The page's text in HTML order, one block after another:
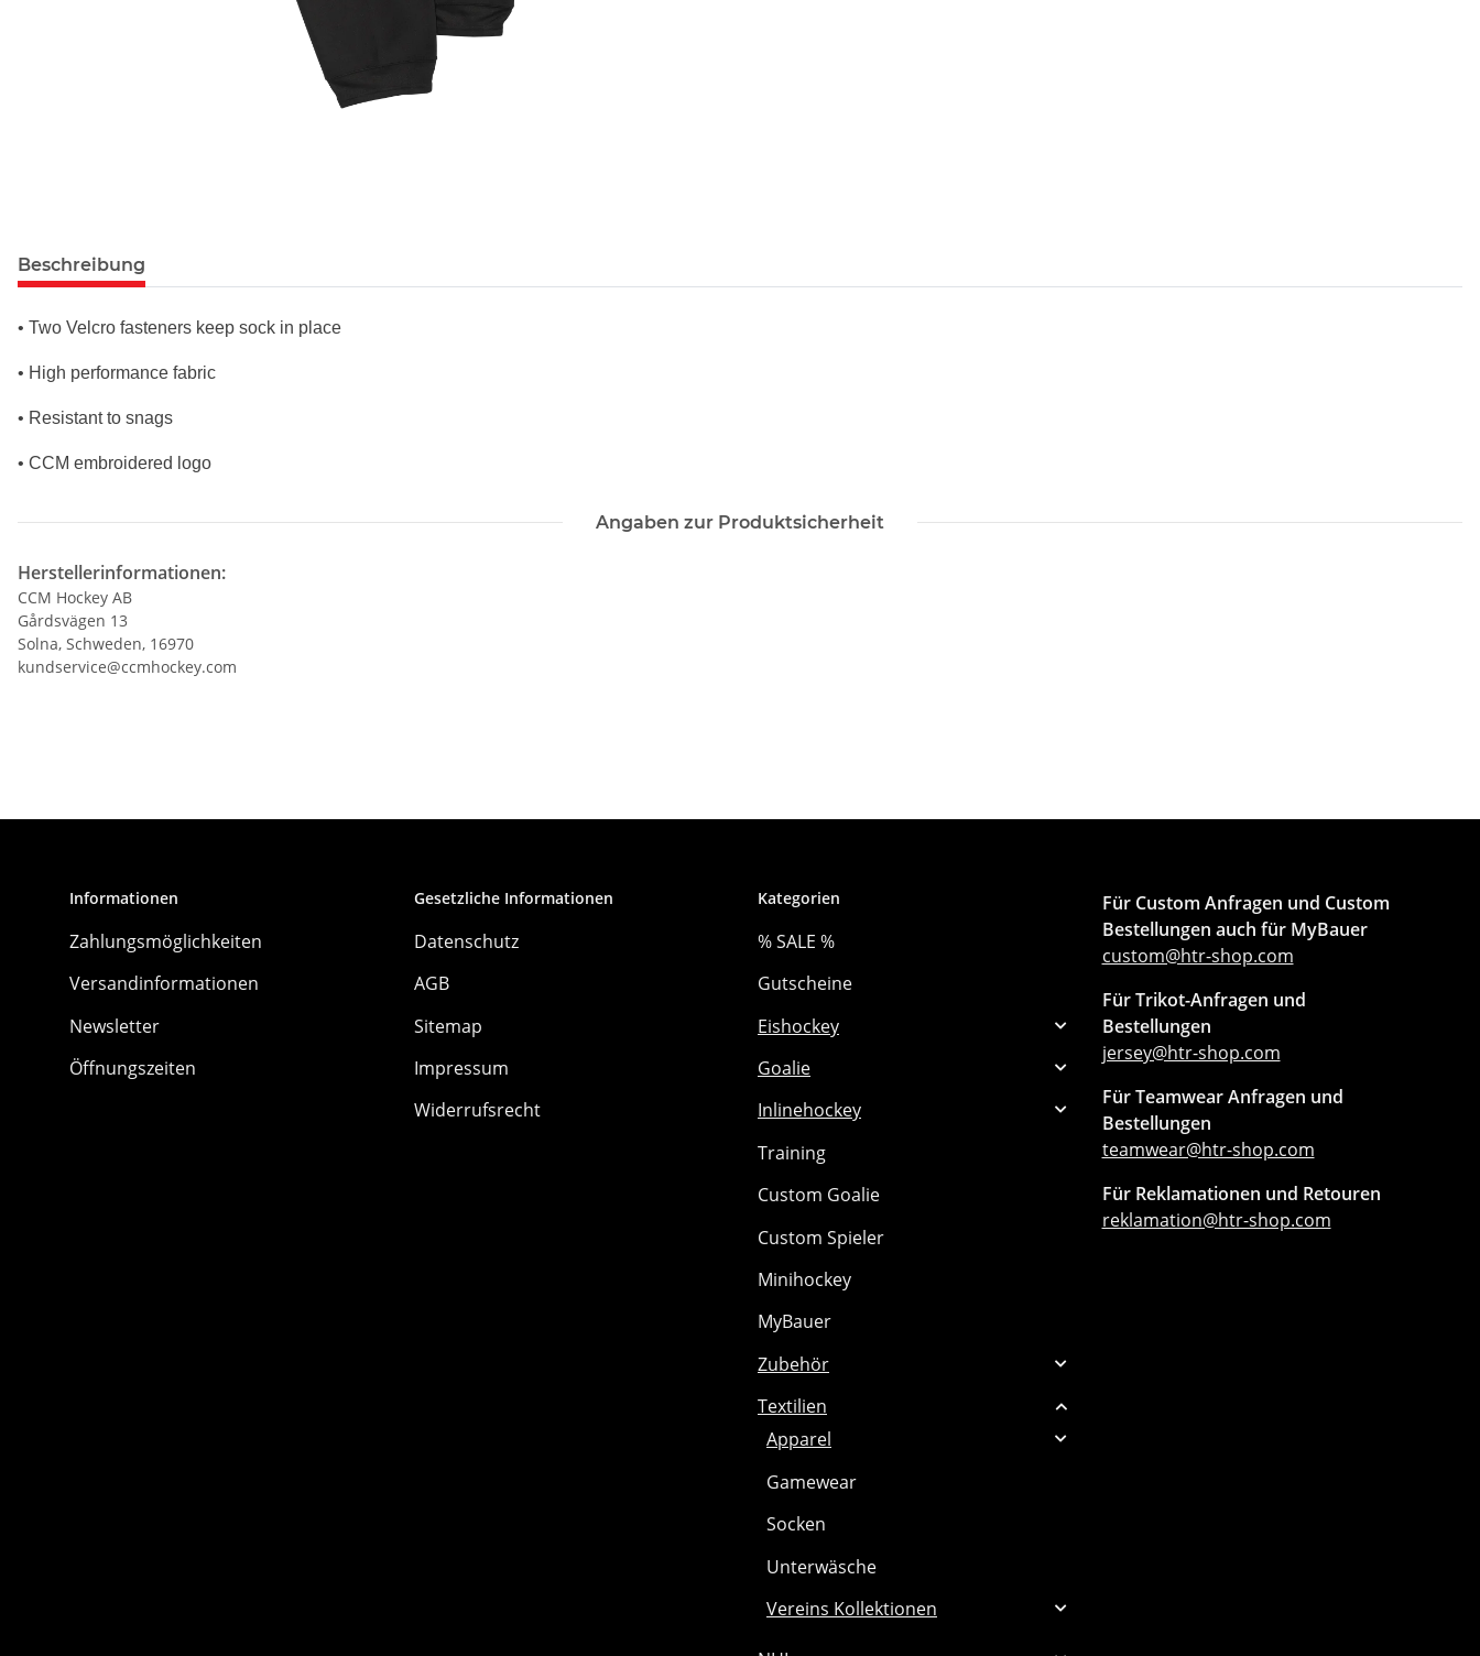
Beschreibung
• Two Velcro fasteners keep sock in place
• High performance fabric
• Resistant to snags
• CCM embroidered logo
Angaben zur Produktsicherheit
Herstellerinformationen:
CCM Hockey AB
Gårdsvägen 13
Solna, Schweden, 16970
kundservice@ccmhockey.com
Informationen
Zahlungsmöglichkeiten
Versandinformationen
Newsletter
Öffnungszeiten
Gesetzliche Informationen
Datenschutz
AGB
Sitemap
Impressum
Widerrufsrecht
Kategorien
% SALE %
Gutscheine
Eishockey
Goalie
Inlinehockey
Training
Custom Goalie
Custom Spieler
Minihockey
MyBauer
Zubehör
Textilien
Apparel
Gamewear
Socken
Unterwäsche
Vereins Kollektionen
Für Custom Anfragen und Custom
Bestellungen auch für MyBauer
custom@htr-shop.com
Für Trikot-Anfragen und
Bestellungen
jersey@htr-shop.com
Für Teamwear Anfragen und
Bestellungen
teamwear@htr-shop.com
Für Reklamationen und Retouren
reklamation@htr-shop.com